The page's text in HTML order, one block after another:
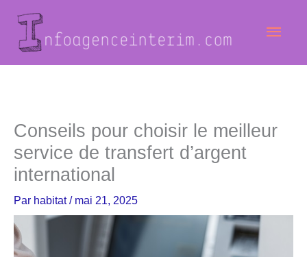
contenu
Conseils pour choisir le meilleur
service de transfert d’argent
international
Par habitat/ mai 21, 2025